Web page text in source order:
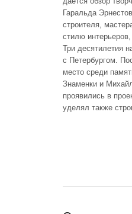
Гаральда
строителя,
стилю интерьеров,
Три десятилетия
с Петербургом.
место среди
Знаменки и
проявились в
уделял также